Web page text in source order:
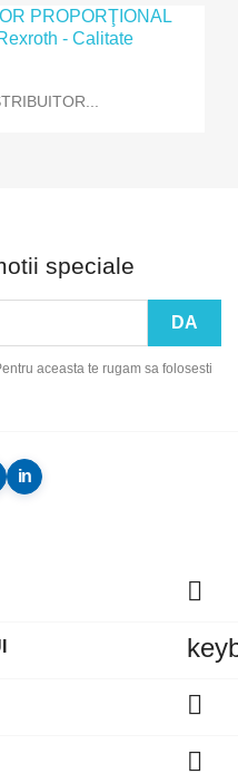
speciale
aceasta te rugam sa folosesti


